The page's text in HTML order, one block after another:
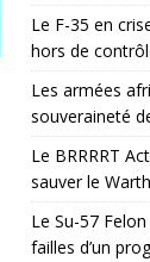
Le F-35 en
hors de
Les armées
souveraineté
Le BRRRRT
sauver le
Le Su-57
failles d’un